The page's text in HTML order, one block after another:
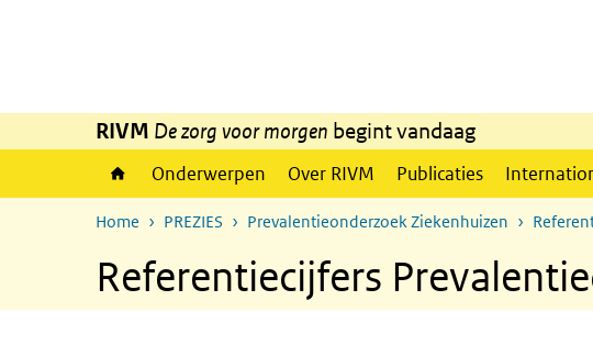
RIVM De zorg voor morgen begint vandaag
Onderwerpen Over RIVM Publicaties
Home PREZIES Prevalentieonderzoek Ziekenhuizen
Referentiecijfers